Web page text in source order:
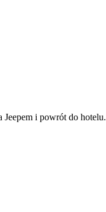
Jeepem i powrót do hotelu.